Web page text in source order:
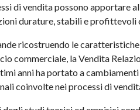
di vendita possono apportare
durature, stabili e profittevoli
ricostruendo le
commerciale, la Vendita
anni ha portato a
coinvolte nei processi di